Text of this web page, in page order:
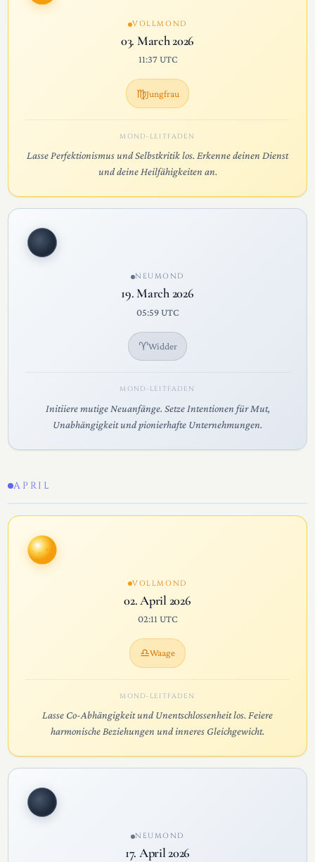
VOLLMOND
03. March 2026
11:37 UTC
♍Jungfrau
MOND-LEITFADEN
Lasse Perfektionismus und Selbstkritik los. Erkenne deinen Dienst
und deine Heilfähigkeiten an.
NEUMOND
19. March 2026
05:59 UTC
♈Widder
MOND-LEITFADEN
Initiiere mutige Neuanfänge. Setze Intentionen für Mut,
Unabhängigkeit und pionierhafte Unternehmungen.
APRIL
VOLLMOND
02. April 2026
02:11 UTC
♎Waage
MOND-LEITFADEN
Lasse Co-Abhängigkeit und Unentschlossenheit los. Feiere
harmonische Beziehungen und inneres Gleichgewicht.
NEUMOND
17. April 2026